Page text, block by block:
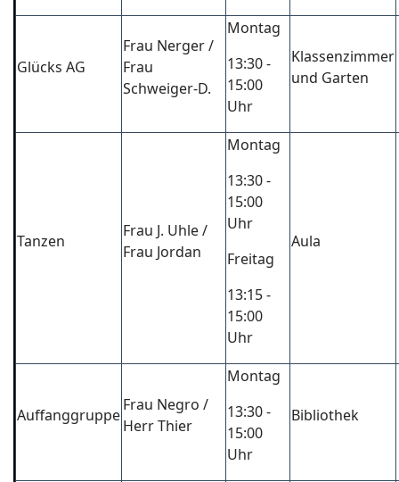
Glücks AG
Frau Nerger /
Frau
Schweiger-D.
Montag
13:30 -
15:00
Uhr
Klassenzimmer
und Garten
Tanzen
Frau J. Uhle /
Frau Jordan
Montag
13:30 -
15:00
Uhr
Freitag
13:15 -
15:00
Uhr
Aula
Auffanggruppe
Frau Negro /
Herr Thier
Montag
13:30 -
15:00
Uhr
Bibliothek